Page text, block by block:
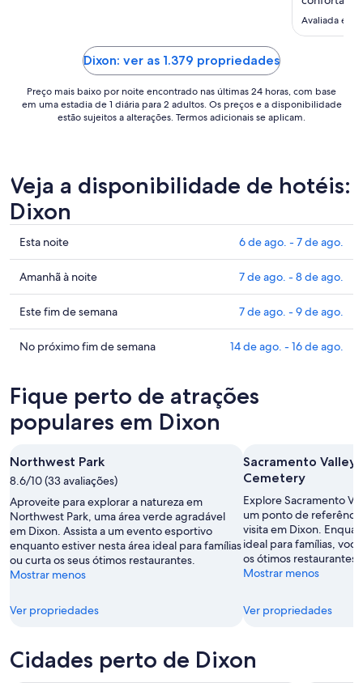
a
17
de
ago..
muito bom
Avaliada em
Dixon: ver as 1.379 propriedades
Preço mais baixo por noite encontrado nas últimas 24 horas, com base
em uma estadia de 1 diária para 2 adultos. Os preços e a disponibilidade
estão sujeitos a alterações. Termos adicionais se aplicam.
Veja a disponibilidade de hotéis:
Dixon
Confira
os
preços
em
Dixon
para
esta
de
ago.
-
de
ago.
Esta noite 6 de ago. - 7 de ago.
Confira
os
preços
em
Dixon
à
noite,
7
ago.
-
8
de
ago.
Amanhã à noite 7 de ago. - 8 de ago.
Confira
os
preços
para
este
fim
semana,
7
de
ago.
-
9
de
ago.
Este fim de semana 7 de ago. - 9 de ago.
Confira
em
Dixon
para
próximo
fim
de
semana,
14
de
ago.
-
de
No próximo fim de semana 14 de ago. - 16 de ago.
Fique perto de atrações
populares em Dixon
Northwest Park
8.6/10 (33 avaliações)
Aproveite para explorar a natureza em
Northwest Park, uma área verde agradável
em Dixon. Assista a um evento esportivo
enquanto estiver nesta área ideal para famílias
ou curta os seus ótimos restaurantes.
Mostrar menos
Ver propriedades
Sacramento Valley
Cemetery
Explore Sacramento
um ponto de
visita em Dixon.
ideal para famílias,
os ótimos restaurantes
Mostrar menos
Ver propriedades
Cidades perto de Dixon